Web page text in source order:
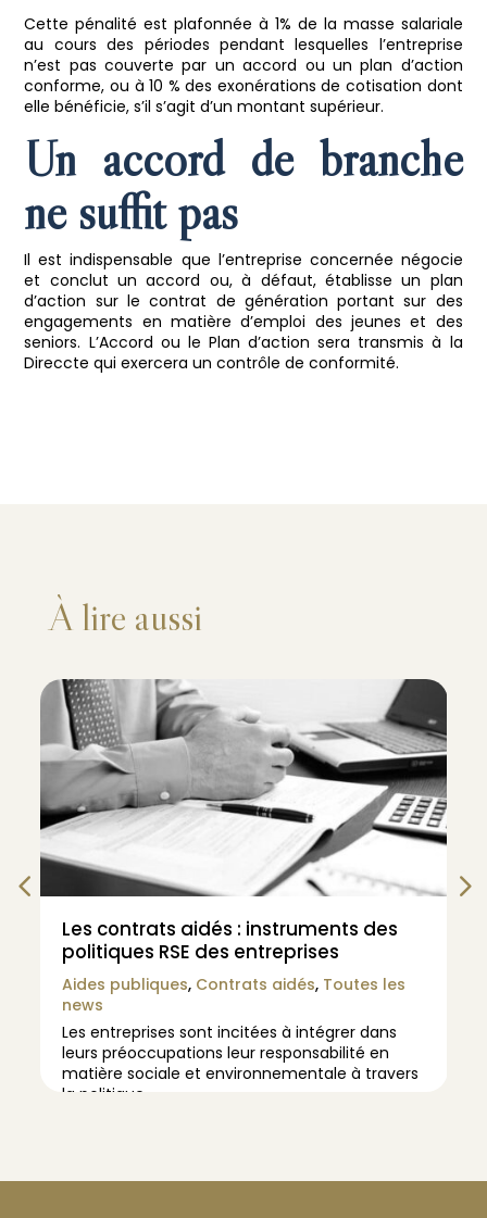
Cette pénalité est plafonnée à 1% de la masse salariale
au cours des périodes pendant lesquelles l’entreprise
n’est pas couverte par un accord ou un plan d’action
conforme, ou à 10 % des exonérations de cotisation dont
elle bénéficie, s’il s’agit d’un montant supérieur.
Un accord de branche
ne suffit pas
Il est indispensable que l’entreprise concernée négocie
et conclut un accord ou, à défaut, établisse un plan
d’action sur le contrat de génération portant sur des
engagements en matière d’emploi des jeunes et des
seniors. L’Accord ou le Plan d’action sera transmis à la
Direccte qui exercera un contrôle de conformité.
À lire aussi
Les contrats aidés : instruments des
politiques RSE des entreprises
Aides publiques, Contrats aidés, Toutes les
news
Les entreprises sont incitées à intégrer dans
leurs préoccupations leur responsabilité en
matière sociale et environnementale à travers
la politique